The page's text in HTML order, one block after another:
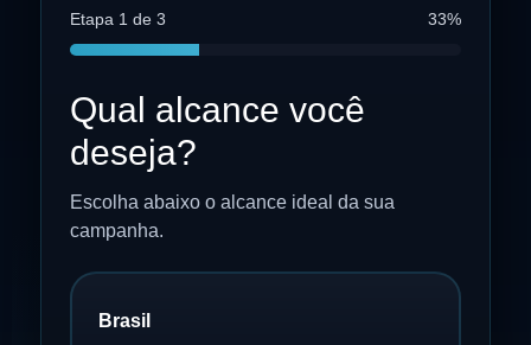
Etapa 1 de 3 33%
Qual alcance você
deseja?
Escolha abaixo o alcance ideal da sua
campanha.
Brasil